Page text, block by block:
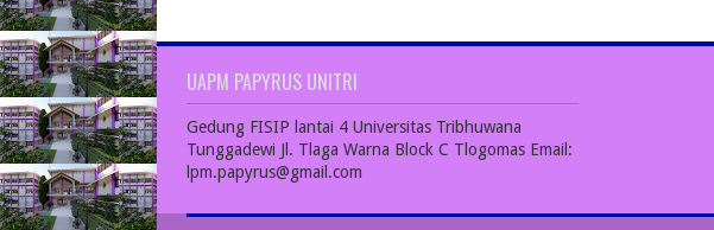
UAPM PAPYRUS UNITRI
Gedung FISIP lantai 4 Universitas Tribhuwana
Tunggadewi Jl. Tlaga Warna Block C Tlogomas Email:
lpm.papyrus@gmail.com